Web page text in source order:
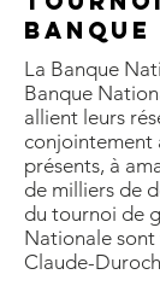
La Banque
Banque
allient leurs
conjointement
présents, à
de milliers de
du tournoi de
Nationale sont
Claude-